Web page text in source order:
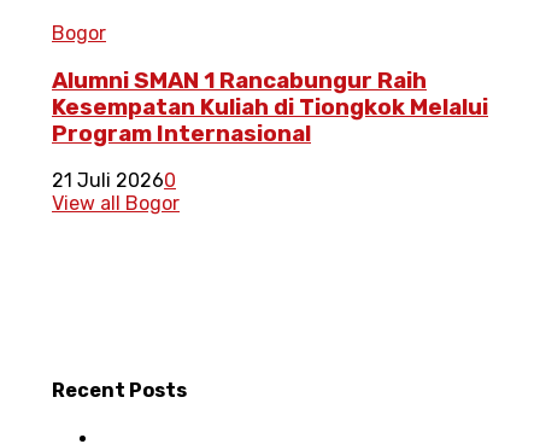
Bogor
Alumni SMAN 1 Rancabungur Raih
Kesempatan Kuliah di Tiongkok Melalui
Program Internasional
21 Juli 20260
View all Bogor
Recent Posts